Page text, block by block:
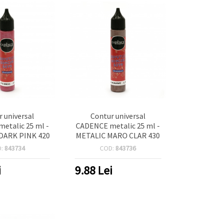
universal
25 ml -
PINK 420
843734
Contur universal
CADENCE metalic 25 ml -
METALIC MARO CLAR 430
COD: 843736
9.88Lei